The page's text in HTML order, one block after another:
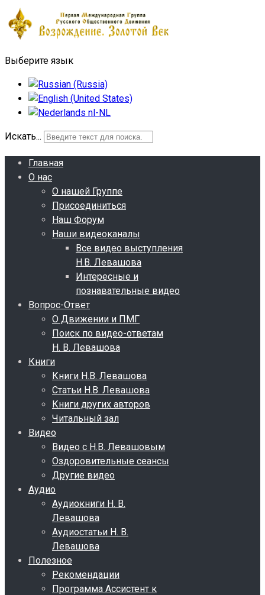
Выберите язык
Искать...
Главная
О нас
О нашей Группе
Присоединиться
Наш Форум
Наши видеоканалы
Все видео выступления
Н.В. Левашова
Интересные и
познавательные видео
Вопрос-Ответ
О Движении и ПМГ
Поиск по видео-ответам
Н. В. Левашова
Книги
Книги Н.В. Левашова
Статьи Н.В. Левашова
Книги других авторов
Читальный зал
Видео
Видео с Н.В. Левашовым
Оздоровительные сеансы
Другие видео
Аудио
Аудиокниги Н. В.
Левашова
Аудиостатьи Н. В.
Левашова
Полезное
Рекомендации
Программа Ассистент к